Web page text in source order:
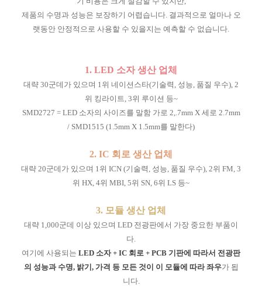
제품의 수명과 성능은 보장하기 어렵습니다. 결과적으로 얼마나 오
랫동안 안정적으로 사용할 수 있을지는 예측할 수 없습니다.
1. LED 소자 생산 업체
대략 30군데가 있으며 1위 네이션스타(기술력, 성능, 품질 우수), 2
위 킹라이트, 3위 루이션 등~
SMD2727 = LED 소자의 사이즈를 말함 가로 2,.7mm X 세로 2.7mm
/ SMD1515 (1.5mm X 1.5mm를 말한다)
2. IC 회로 생산 업체
대략 20군데가 있으며 1위 ICN (기술력, 성능, 품질 우수), 2위 FM, 3
위 HX, 4위 MBI, 5위 SN, 6위 LS 등~
3. 모듈 생산 업체
대략 1,000군데 이상 있으며 LED 전광판에서 가장 중요한 부품이
다.
여기에 사용되는 LED 소자 + IC 회로 + PCB 기판에 따라서 전광판
의 성능과 수명, 밝기, 가격 등 모든 것이 이 모듈에 따라 좌우가 됩
니다.